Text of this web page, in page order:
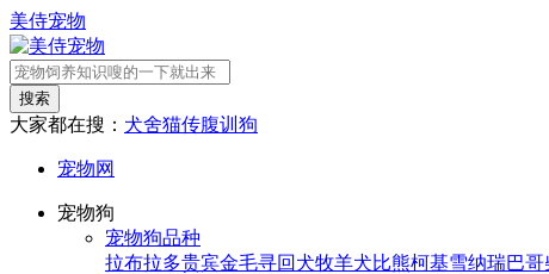
美侍宠物
搜索
大家都在搜： 犬舍猫传腹训狗
宠物网
宠物狗
宠物狗品种
拉布拉多贵宾金毛寻回犬牧羊犬比熊柯基雪纳瑞巴哥